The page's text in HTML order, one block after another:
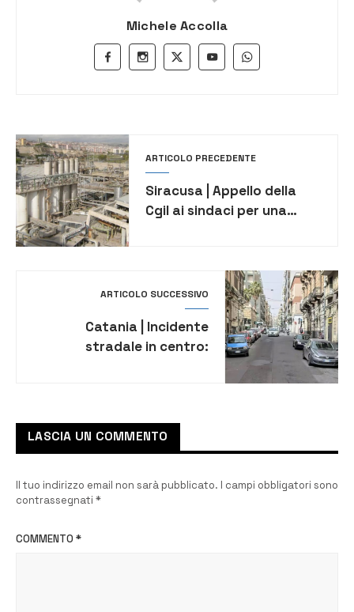
Michele Accolla
ARTICOLO PRECEDENTE
Siracusa | Appello della
Cgil ai sindaci per una
ARTICOLO SUCCESSIVO
Catania | Incidente
stradale in centro:
LASCIA UN COMMENTO
Il tuo indirizzo email non sarà pubblicato. I campi obbligatori sono
contrassegnati *
COMMENTO *